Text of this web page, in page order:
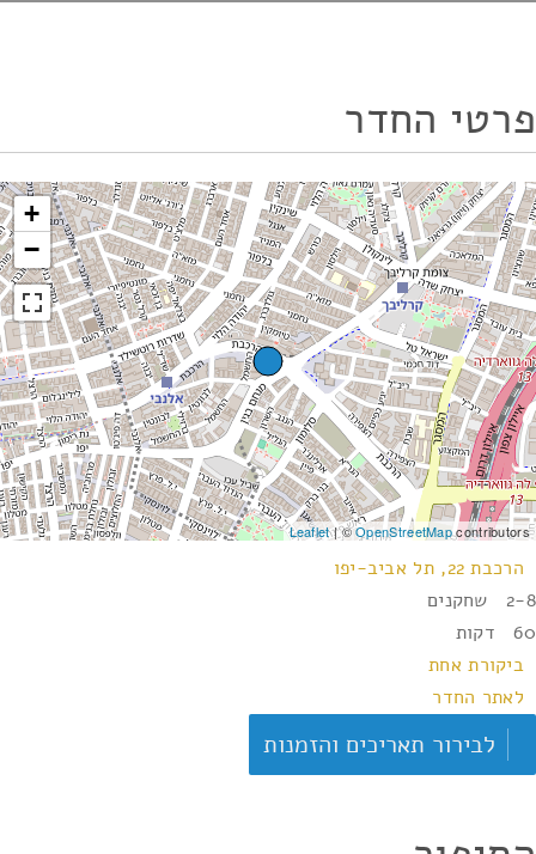
פרטי החדר
+
−
Leaflet| ©OpenStreetMapcontributors
הרכבת 22, תל אביב-יפו
2-8 שחקנים
60 דקות
ביקורת אחת
לאתר החדר
לבירור תאריכים והזמנות